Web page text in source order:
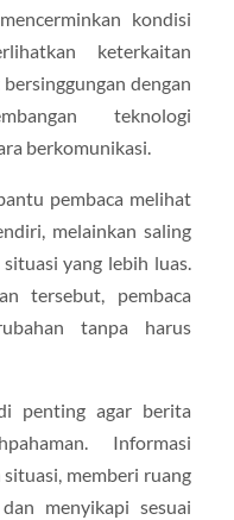
kondisi
keterkaitan
dengan
teknologi
berkomunikasi.
pembaca melihat
melainkan saling
yang lebih luas.
tersebut, pembaca
tanpa harus
penting agar berita
Informasi
memberi ruang
menyikapi sesuai